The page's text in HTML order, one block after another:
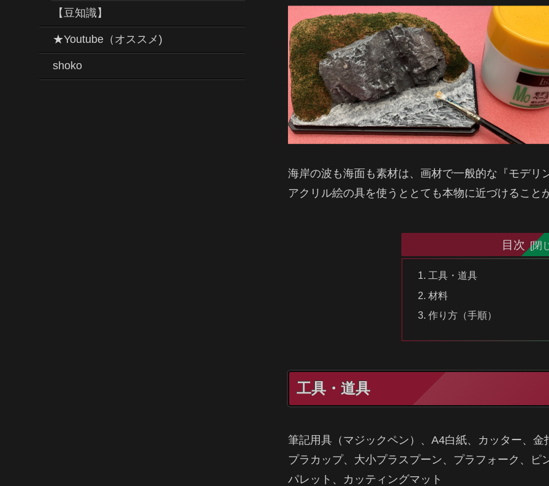
海岸の波も海面も素材は、画材で一般的な『モデリ
アクリル絵の具を使うととても本物に近づけること
目次
工具・道具
材料
作り方（手順）
工具・道具
筆記用具（マジックペン）、A4白紙、カッター、
プラカップ、大小プラスプーン、プラフォーク、ピ
パレット、カッティングマット
【豆知識】
★Youtube（オススメ)
shoko